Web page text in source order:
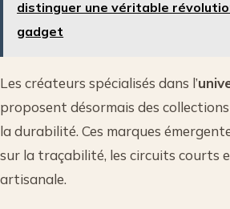
distinguer une véritable
gadget
Les créateurs spécialisés dans l’
proposent désormais des
la durabilité. Ces marques
sur la traçabilité, les circuits courts
artisanale.